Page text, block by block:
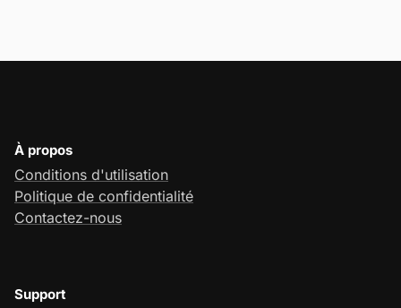
À propos
Conditions d'utilisation
Politique de confidentialité
Contactez-nous
Support